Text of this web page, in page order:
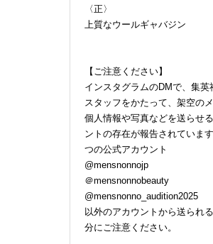
物」90選！ 接触冷感、メ
ッシュ、UVカット...猛暑
を快適に乗り切る“おしゃ
れアイテム”をレビューと
共に総まとめ。
うこそ。大胆な
ストとレイヤー
。装う喜び、
リット
〈正〉
上質なウールギャバジン
【ご注意ください】
インスタグラムのDMで、集
スタッフをかたって、架空の
個人情報や写真などを送らせ
ントの存在が報告されていま
つの公式アカウント
@mensnonnojp
＠mensnonnobeauty
@mensnonno_audition2025
以外のアカウントから送られ
分にご注意ください。